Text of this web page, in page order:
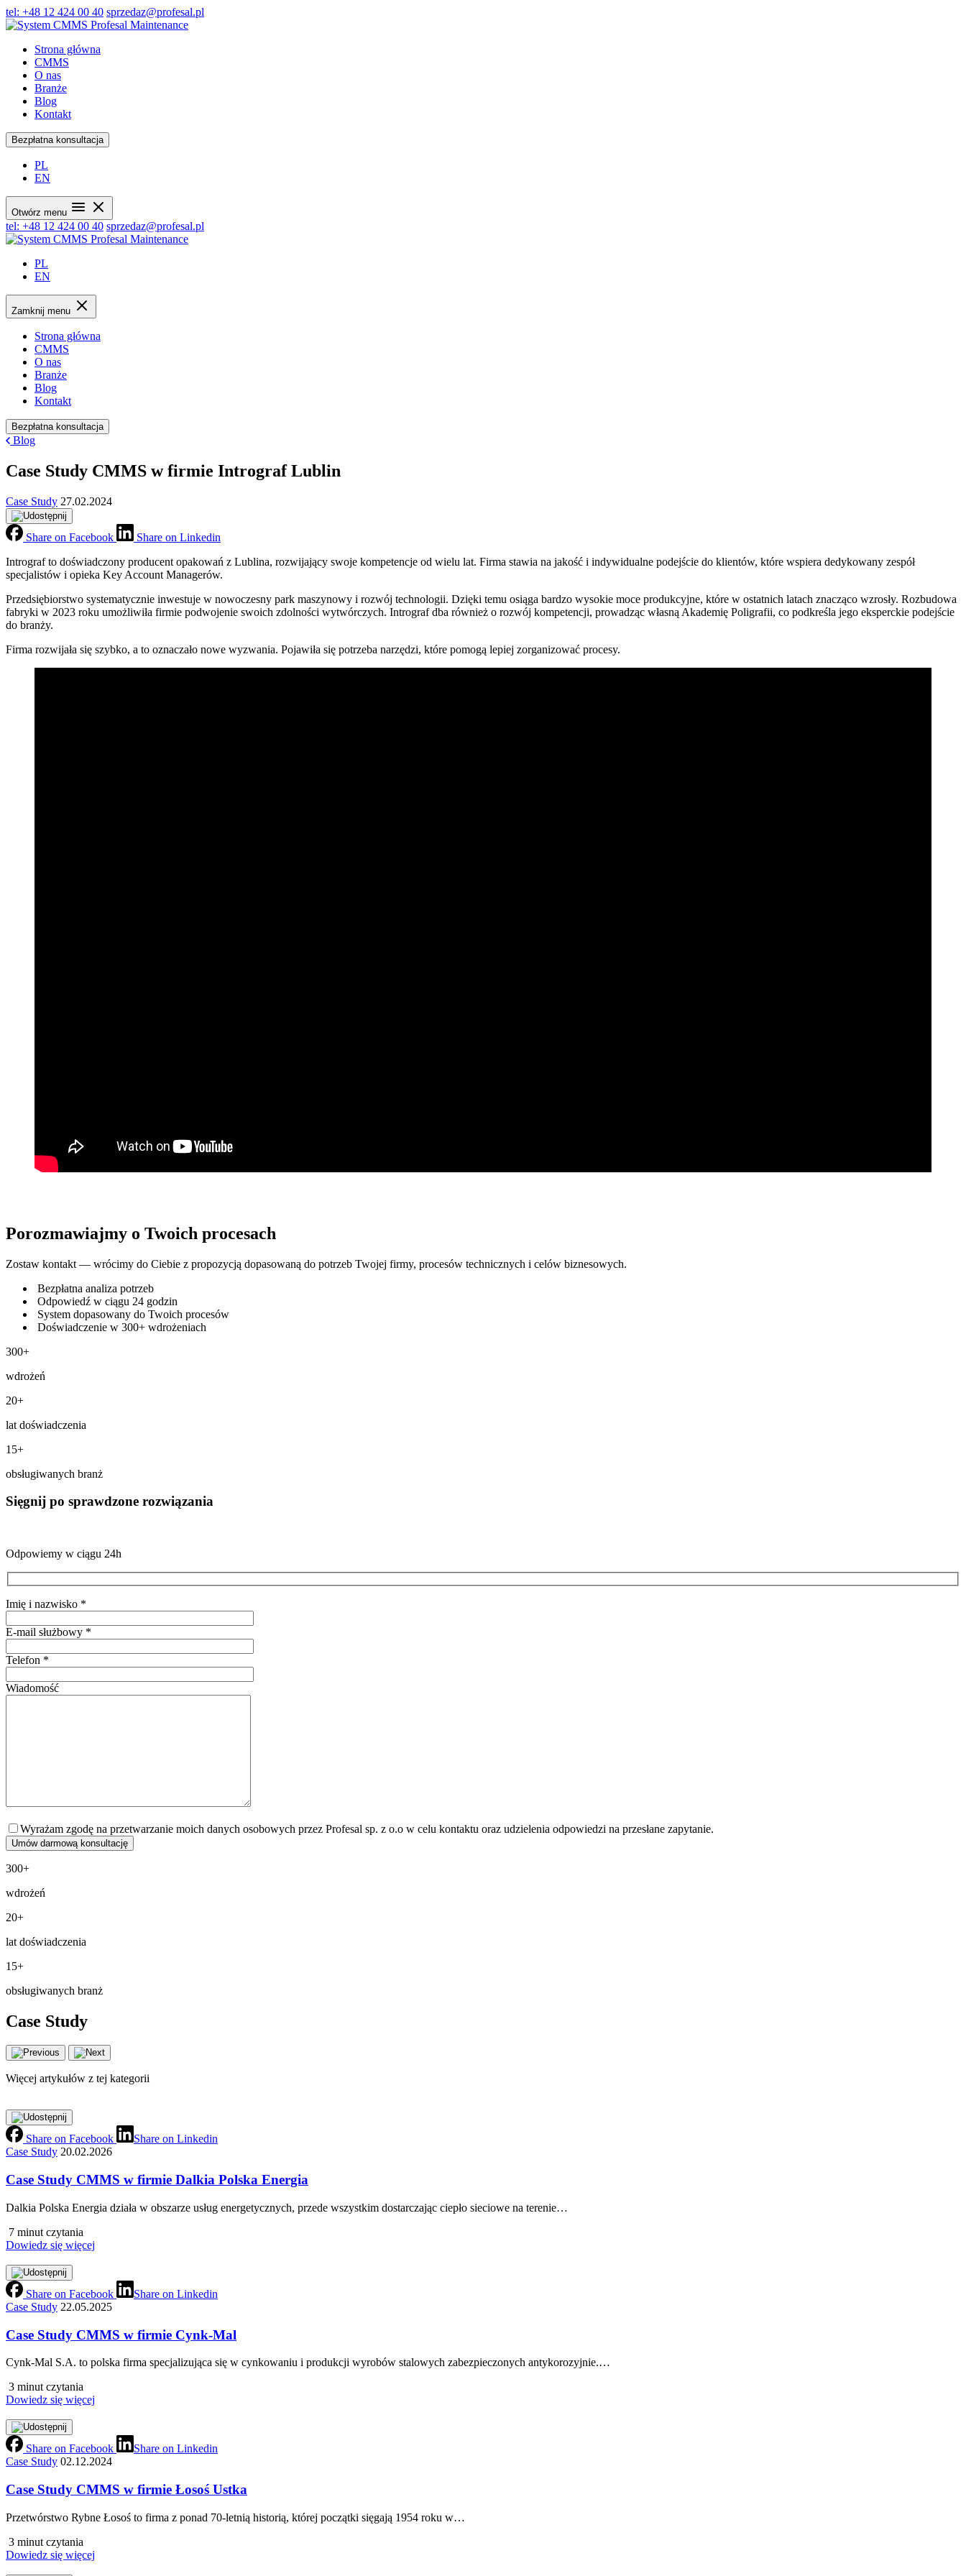
tel: +48 12 424 00 40 sprzedaz@profesal.pl
Strona główna
CMMS
O nas
Branże
Blog
Kontakt
Bezpłatna konsultacja
PL
EN
Otwórz menu
tel: +48 12 424 00 40 sprzedaz@profesal.pl
PL
EN
Zamknij menu
Strona główna
CMMS
O nas
Branże
Blog
Kontakt
Bezpłatna konsultacja
Blog
Case Study CMMS w firmie Intrograf Lublin
Case Study 27.02.2024
Share on Facebook
Share on Linkedin
Intrograf to doświadczony producent opakowań z Lublina, rozwijający swoje kompetencje od wielu lat. Firma stawia na jakość i indywidualne podejście do klientów, które wspiera dedykowany zespół
specjalistów i opieka Key Account Managerów.
Przedsiębiorstwo systematycznie inwestuje w nowoczesny park maszynowy i rozwój technologii. Dzięki temu osiąga bardzo wysokie moce produkcyjne, które w ostatnich latach znacząco wzrosły. Rozbudowa
fabryki w 2023 roku umożliwiła firmie podwojenie swoich zdolności wytwórczych. Intrograf dba również o rozwój kompetencji, prowadząc własną Akademię Poligrafii, co podkreśla jego eksperckie podejście
do branży.
Firma rozwijała się szybko, a to oznaczało nowe wyzwania. Pojawiła się potrzeba narzędzi, które pomogą lepiej zorganizować procesy.
Porozmawiajmy o Twoich procesach
Zostaw kontakt — wrócimy do Ciebie z propozycją dopasowaną do potrzeb Twojej firmy, procesów technicznych i celów biznesowych.
Bezpłatna analiza potrzeb
Odpowiedź w ciągu 24 godzin
System dopasowany do Twoich procesów
Doświadczenie w 300+ wdrożeniach
300+
wdrożeń
20+
lat doświadczenia
15+
obsługiwanych branż
Sięgnij po sprawdzone rozwiązania
Odpowiemy w ciągu 24h
Imię i nazwisko *
E-mail służbowy *
Telefon *
Wiadomość
Wyrażam zgodę na przetwarzanie moich danych osobowych przez Profesal sp. z o.o w celu kontaktu oraz udzielenia odpowiedzi na przesłane zapytanie.
300+
wdrożeń
20+
lat doświadczenia
15+
obsługiwanych branż
Case Study
Więcej artykułów z tej kategorii
Share on Facebook
Share on Linkedin
Case Study 20.02.2026
Case Study CMMS w firmie Dalkia Polska Energia
Dalkia Polska Energia działa w obszarze usług energetycznych, przede wszystkim dostarczając ciepło sieciowe na terenie…
7 minut czytania
Dowiedz się więcej
Share on Facebook
Share on Linkedin
Case Study 22.05.2025
Case Study CMMS w firmie Cynk-Mal
Cynk‑Mal S.A. to polska firma specjalizująca się w cynkowaniu i produkcji wyrobów stalowych zabezpieczonych antykorozyjnie.…
3 minut czytania
Dowiedz się więcej
Share on Facebook
Share on Linkedin
Case Study 02.12.2024
Case Study CMMS w firmie Łosoś Ustka
Przetwórstwo Rybne Łosoś to firma z ponad 70‑letnią historią, której początki sięgają 1954 roku w…
3 minut czytania
Dowiedz się więcej